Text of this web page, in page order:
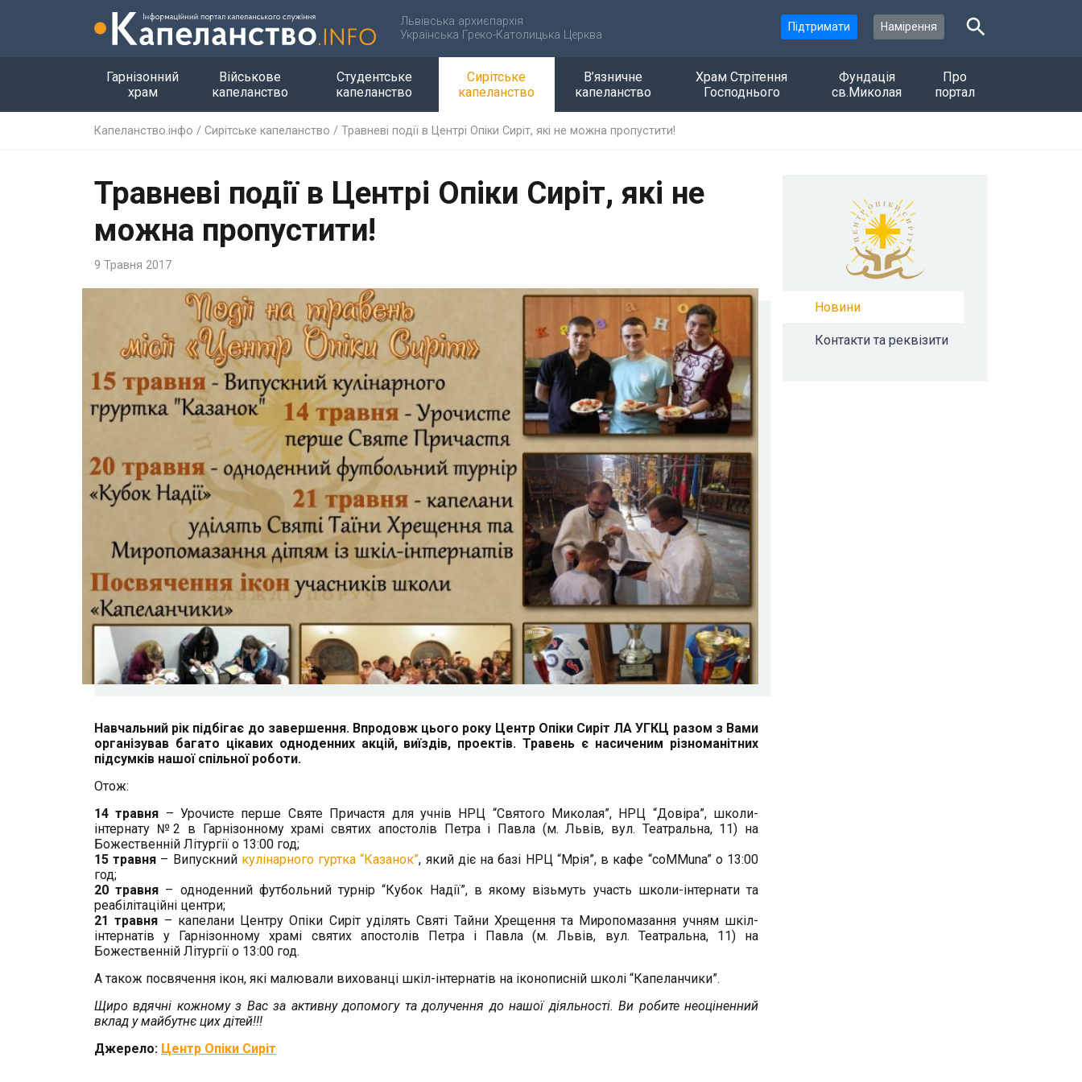
Львівська архиєпархія
Українська Греко-Католицька Церква
Підтримати Намірення
Гарнізонний
храм
Військове
капеланство
Студентське
капеланство
Сирітське
капеланство
В’язничне
капеланство
Храм Стрітення
Господнього
Фундація
св.Миколая
Про
портал
Капеланство.інфо / Сирітське капеланство / Травневі події в Центрі Опіки Сиріт, які не можна пропустити!
Травневі події в Центрі Опіки Сиріт, які не
можна пропустити!
9 Травня 2017
Навчальний рік підбігає до завершення. Впродовж цього року Центр Опіки Сиріт ЛА УГКЦ разом з Вами
організував багато цікавих одноденних акцій, виїздів, проектів. Травень є насиченим різноманітних
підсумків нашої спільної роботи.
Отож:
14 травня – Урочисте перше Святе Причастя для учнів НРЦ “Святого Миколая”, НРЦ “Довіра”, школи-
інтернату №2 в Гарнізонному храмі святих апостолів Петра і Павла (м. Львів, вул. Театральна, 11) на
Божественній Літургії о 13:00 год;
15 травня – Випускний кулінарного гуртка “Казанок”, який діє на базі НРЦ “Мрія”, в кафе “coMMuna” о 13:00
год;
20 травня – одноденний футбольний турнір “Кубок Надії”, в якому візьмуть участь школи-інтернати та
реабілітаційні центри;
21 травня – капелани Центру Опіки Сиріт уділять Святі Тайни Хрещення та Миропомазання учням шкіл-
інтернатів у Гарнізонному храмі святих апостолів Петра і Павла (м. Львів, вул. Театральна, 11) на
Божественній Літургії о 13:00 год.
А також посвячення ікон, які малювали вихованці шкіл-інтернатів на іконописній школі “Капеланчики”.
Щиро вдячні кожному з Вас за активну допомогу та долучення до нашої діяльності. Ви робите неоціненний
вклад у майбутнє цих дітей!!!
Джерело: Центр Опіки Сиріт
Новини
Контакти та реквізити